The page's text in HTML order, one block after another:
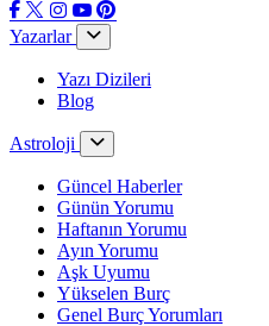
Yazarlar
Yazı Dizileri
Blog
Astroloji
Güncel Haberler
Günün Yorumu
Haftanın Yorumu
Ayın Yorumu
Aşk Uyumu
Yükselen Burç
Genel Burç Yorumları